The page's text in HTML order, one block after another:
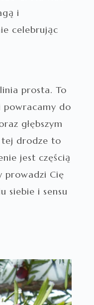
i
celebrując
prosta. To
powracamy do
głębszym
tej drodze to
jest częścią
prowadzi Cię
siebie i sensu